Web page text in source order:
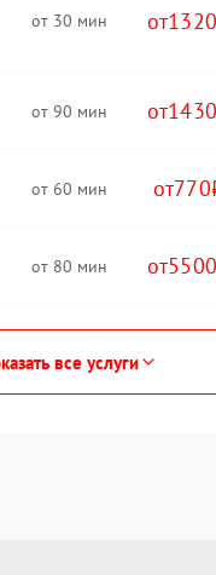
30 1320
90 1430
60 770
80 5500
все услуги